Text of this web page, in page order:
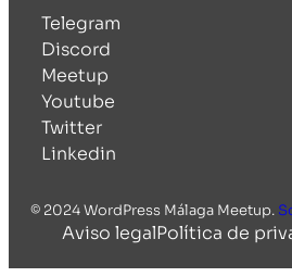
Telegram
Discord
Meetup
Youtube
Twitter
Linkedin
© 2024 WordPress Málaga Meetup.
Aviso legalPolítica de